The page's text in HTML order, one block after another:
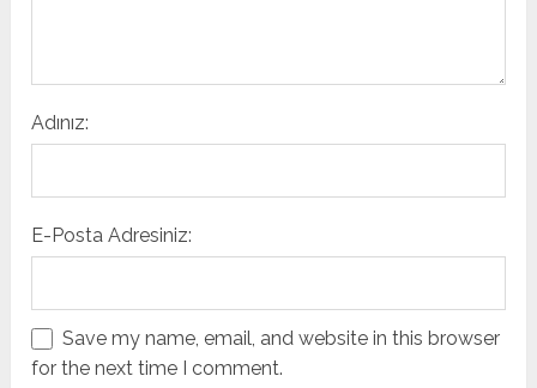
Adınız:
E-Posta Adresiniz:
Save my name, email, and website in this browser
for the next time I comment.